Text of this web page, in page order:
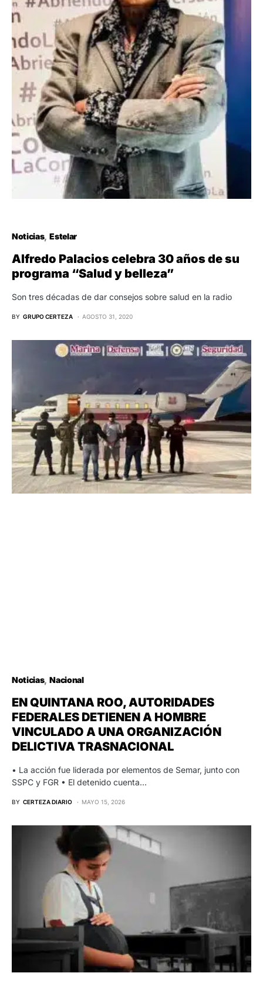
Noticias Estelar
Alfredo Palacios celebra 30 años de su
programa “Salud y belleza”
Son tres décadas de dar consejos sobre salud en la radio
BY GRUPO CERTEZA AGOSTO 31, 2020
Noticias Nacional
EN QUINTANA ROO, AUTORIDADES
FEDERALES DETIENEN A HOMBRE
VINCULADO A UNA ORGANIZACIÓN
DELICTIVA TRASNACIONAL
• La acción fue liderada por elementos de Semar, junto con
SSPC y FGR • El detenido cuenta…
BY CERTEZA DIARIO MAYO 15, 2026